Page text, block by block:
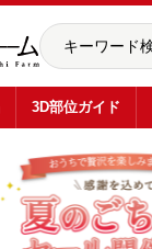
3D部位ガイド